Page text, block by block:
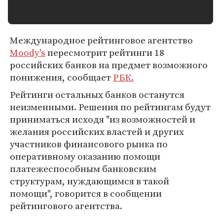
Международное рейтинговое агентство
Moody'sпересмотрит рейтинги 18
российских банков на предмет возможного
понижения, сообщаетРБК.
Рейтинги остальных банков останутся
неизменными. Решения по рейтингам будут
приниматься исходя "из возможностей и
желания российских властей и других
участников финансового рынка по
оперативному оказанию помощи
платежеспособным банковским
структурам, нуждающимся в такой
помощи", говорится в сообщении
рейтингового агентства.